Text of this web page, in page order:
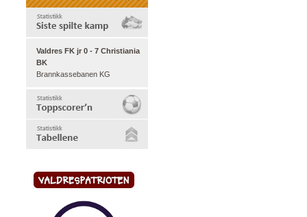
Valdres FK jr 0 - 7 Christiania
BK
Brannkassebanen KG